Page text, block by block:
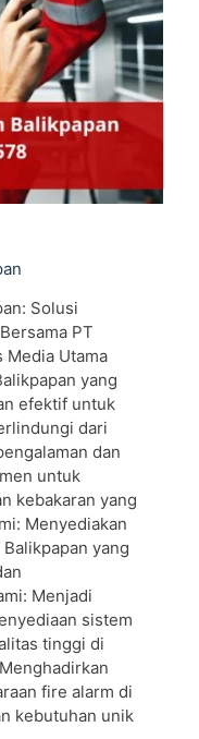
Solusi
PT
Media Utama
yang
efektif untuk
dari
dan
untuk
kebakaran yang
Menyediakan
yang
Menjadi
sistem
tinggi di
fire alarm di
kebutuhan unik